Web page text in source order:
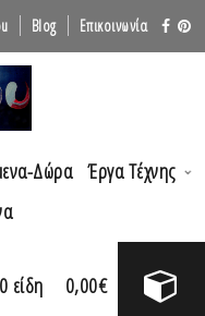
Blog Επικοινωνία
Δώρα Έργα Τέχνης
0 είδη 0,00€